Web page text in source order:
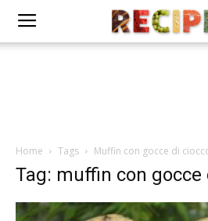
Home Tags Muffin con gocce di
Tag: muffin con